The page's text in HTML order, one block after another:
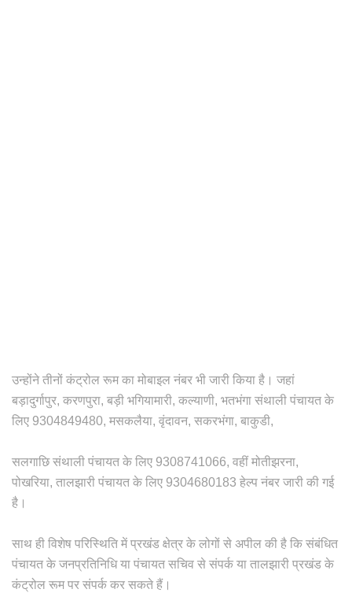
उन्होंने तीनों कंट्रोल रूम का मोबाइल नंबर भी जारी किया है। जहां
बड़ादुर्गापुर, करणपुरा, बड़ी भगियामारी, कल्याणी, भतभंगा संथाली पंचायत के
लिए 9304849480, मसकलैया, वृंदावन, सकरभंगा, बाकुडी,
सलगाछि संथाली पंचायत के लिए 9308741066, वहीं मोतीझरना,
पोखरिया, तालझारी पंचायत के लिए 9304680183 हेल्प नंबर जारी की गई
है।
साथ ही विशेष परिस्थिति में प्रखंड क्षेत्र के लोगों से अपील की है कि संबंधित
पंचायत के जनप्रतिनिधि या पंचायत सचिव से संपर्क या तालझारी प्रखंड के
कंट्रोल रूम पर संपर्क कर सकते हैं।